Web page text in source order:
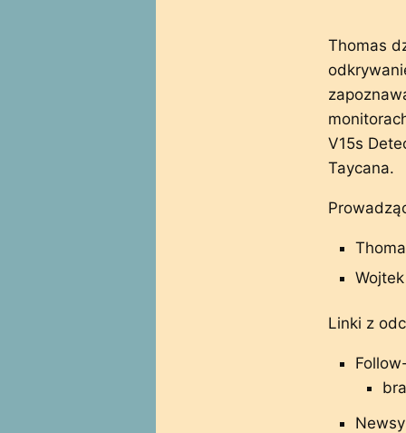
Thomas
V15s
Taycana.
Linki z